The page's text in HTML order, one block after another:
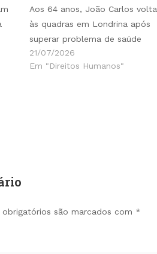
Aos 64 anos, João Carlos volta
às quadras em Londrina após
superar problema de saúde
21/07/2026
Em "Direitos Humanos"
obrigatórios são marcados com *